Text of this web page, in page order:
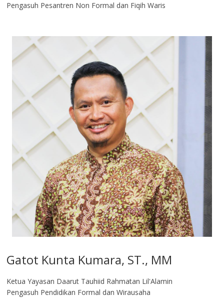
Pengasuh Pesantren Non Formal dan Fiqih Waris
Gatot Kunta Kumara, ST., MM
Ketua Yayasan Daarut Tauhiid Rahmatan Lil'Alamin
Pengasuh Pendidikan Formal dan Wirausaha